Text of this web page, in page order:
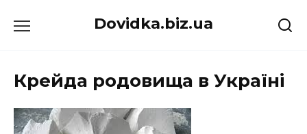
до
Dovidka.biz.ua
Крейда родовища в Україні